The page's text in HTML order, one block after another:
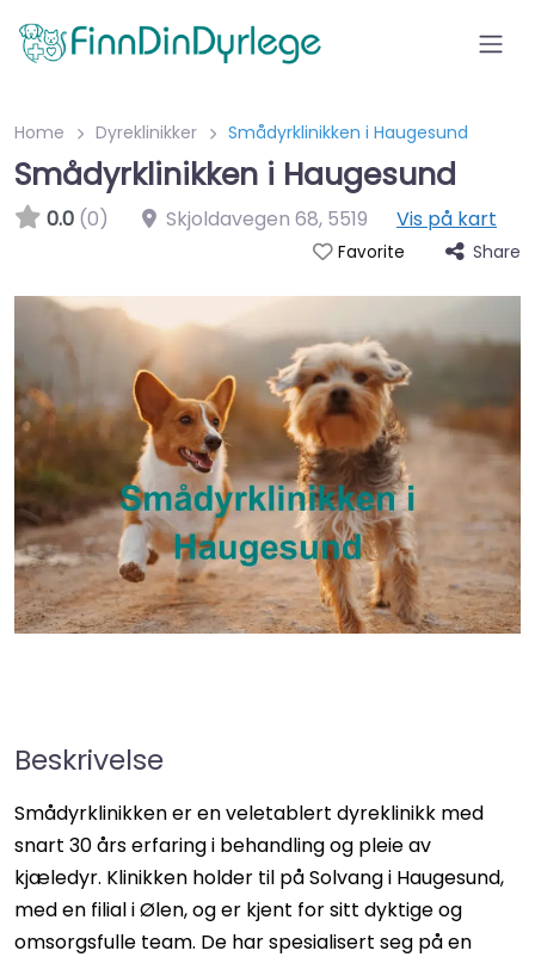
Home Dyreklinikker Smådyrklinikken i Haugesund
Smådyrklinikken i Haugesund
0.0 (0) Skjoldavegen 68, 5519 Vis på kart
Favorite Share
Beskrivelse
Smådyrklinikken er en veletablert dyreklinikk med
snart 30 års erfaring i behandling og pleie av
kjæledyr. Klinikken holder til på Solvang i Haugesund,
med en filial i Ølen, og er kjent for sitt dyktige og
omsorgsfulle team. De har spesialisert seg på en